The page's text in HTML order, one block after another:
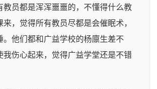
教员都是浑浑噩噩的，不懂得什么教
来，觉得所有教员尽都是会催眠术，
。他们都和广益学校的杨廪生差不
我伤心起来，觉得广益学堂还是不错